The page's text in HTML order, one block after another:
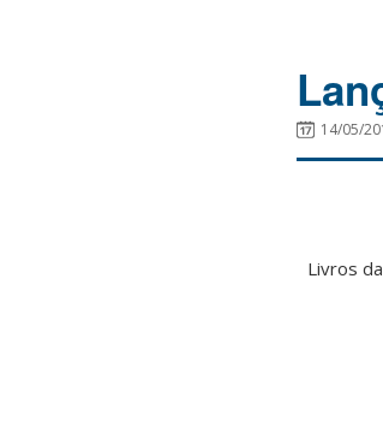
14/05/
Livros